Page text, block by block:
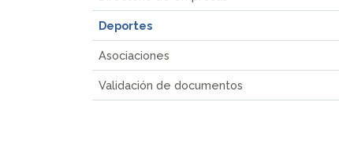
Deportes
Asociaciones
Validación de documentos